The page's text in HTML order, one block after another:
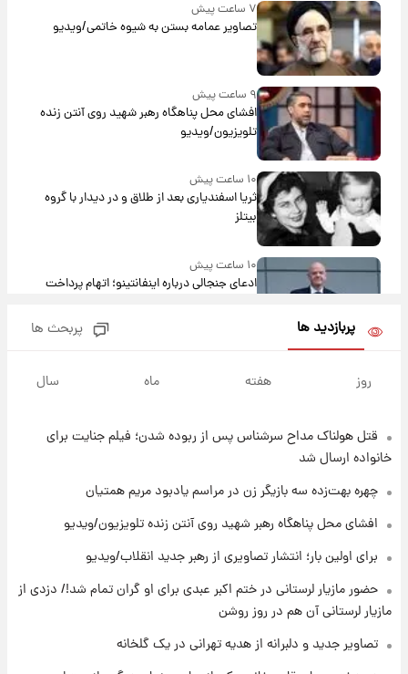
۷ ساعت پیش
تصاویر عمامه بستن به شیوه خاتمی/ویدیو
۹ ساعت پیش
افشای محل پناهگاه‌ رهبر شهید روی آنتن زنده
تلویزیون/ویدیو
۱۰ ساعت پیش
ثریا اسفندیاری بعد از طلاق و در دیدار با گروه
بیتلز
۱۰ ساعت پیش
ادعای جنجالی درباره اینفانتینو؛ اتهام پرداخت
آلزایمر و زوال عقل افزایش می‌یابد؟
۱۰ ساعت پیش
۱۱ ساعت پیش
مرداد ۱۴۰۵ +جدول
۱۱ ساعت پیش
با قدرتمندترین و بادوام ترین تانک جهان آشنا
شوید+ فیلم
پربازدید ها پربحث ها
روز هفته ماه سال
قتل هولناک مداح سرشناس پس از ربوده شدن؛ فیلم جنایت برای
خانواده ارسال شد
چهره بهت‌زده سه بازیگر زن در مراسم یادبود مریم همتیان
افشای محل پناهگاه‌ رهبر شهید روی آنتن زنده تلویزیون/ویدیو
برای اولین بار؛ انتشار تصاویری از رهبر جدید انقلاب/ویدیو
حضور مازیار لرستانی در ختم اکبر عبدی برای او گران تمام شد!/ دزدی از
مازیار لرستانی آن هم در روز روشن
تصاویر جدید و دلبرانه از هدیه تهرانی در یک گلخانه